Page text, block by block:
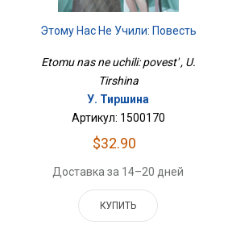
Этому Нас Не Учили: Повесть
Etomu nas ne uchili: povest' , U.
Tirshina
У. Тиршина
Артикул: 1500170
$32.90
Доставка за 14–20 дней
КУПИТЬ